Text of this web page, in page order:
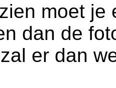
moet
dan de
er dan